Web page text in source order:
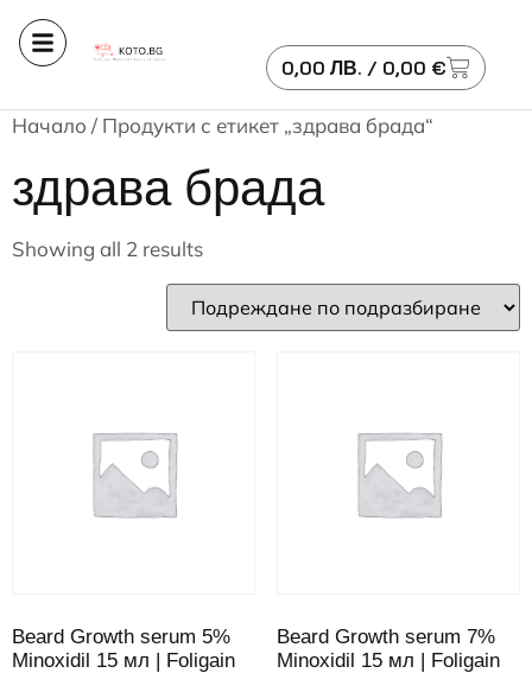
0,00 ЛВ. / 0,00 €
Начало / Продукти с етикет „здрава брада“
здрава брада
Showing all 2 results
Beard Growth serum 5%
Minoxidil 15 мл | Foligain
Beard Growth serum 7%
Minoxidil 15 мл | Foligain